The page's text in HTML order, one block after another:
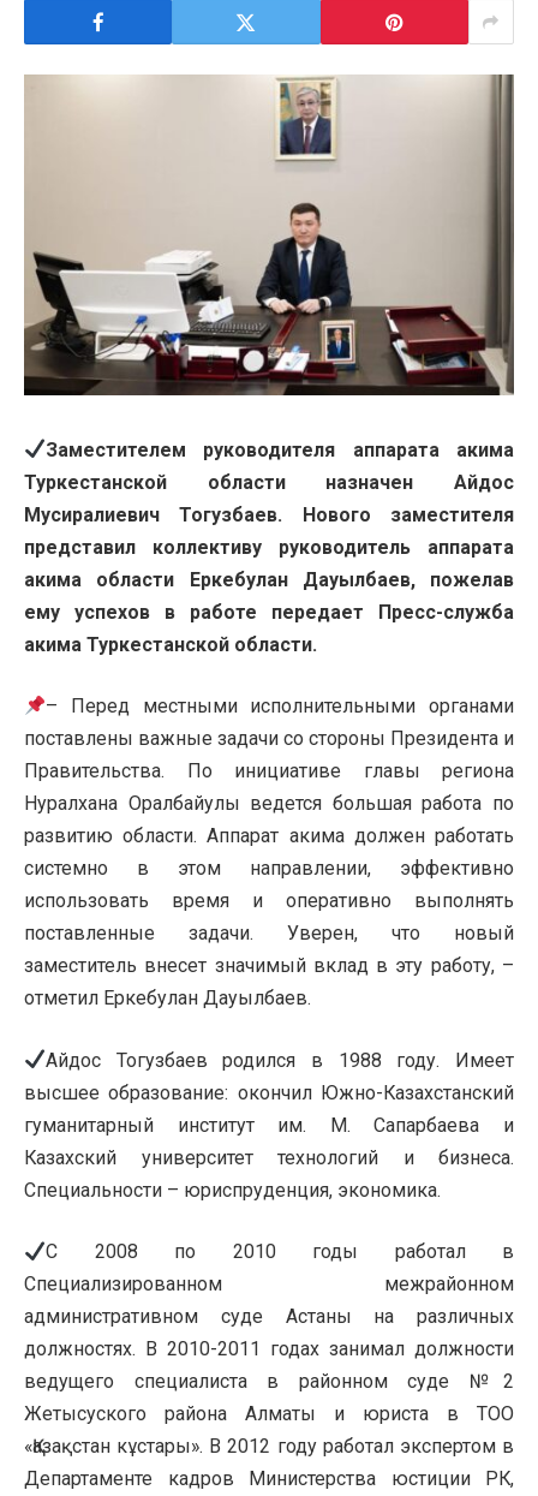
Заместителем руководителя аппарата акима
Туркестанской области назначен Айдос
Мусиралиевич Тогузбаев. Нового заместителя
представил коллективу руководитель аппарата
акима области Еркебулан Дауылбаев, пожелав
ему успехов в работе передает Пресс-служба
акима Туркестанской области.
– Перед местными исполнительными органами
поставлены важные задачи со стороны Президента и
Правительства. По инициативе главы региона
Нуралхана Оралбайулы ведется большая работа по
развитию области. Аппарат акима должен работать
системно в этом направлении, эффективно
использовать время и оперативно выполнять
поставленные задачи. Уверен, что новый
заместитель внесет значимый вклад в эту работу, –
отметил Еркебулан Дауылбаев.
Айдос Тогузбаев родился в 1988 году. Имеет
высшее образование: окончил Южно-Казахстанский
гуманитарный институт им. М. Сапарбаева и
Казахский университет технологий и бизнеса.
Специальности – юриспруденция, экономика.
С 2008 по 2010 годы работал в
Специализированном межрайонном
административном суде Астаны на различных
должностях. В 2010-2011 годах занимал должности
ведущего специалиста в районном суде №2
Жетысуского района Алматы и юриста в ТОО
«Қазақстан кұстары». В 2012 году работал экспертом в
Департаменте кадров Министерства юстиции РК,